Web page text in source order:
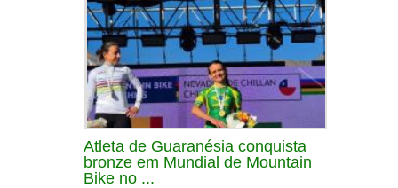
Atleta de Guaranésia conquista
bronze em Mundial de Mountain
Bike no ...